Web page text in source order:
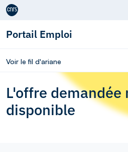
Aller au contenu
Portail Emploi
Voir le fil d'ariane
L'offre demandée
disponible